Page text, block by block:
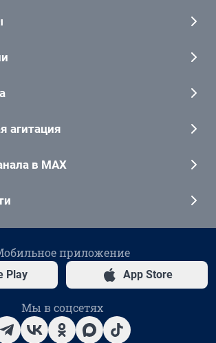
агитация
в MAX
приложение
Play App Store
Мы в соцсетях